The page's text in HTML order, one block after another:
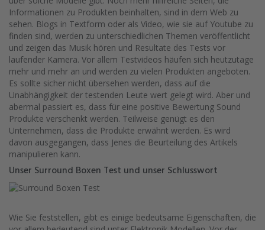
Informationen zu Produkten beinhalten, sind in dem Web zu
sehen. Blogs in Textform oder als Video, wie sie auf Youtube zu
finden sind, werden zu unterschiedlichen Themen veröffentlicht
und zeigen das Musik hören und Resultate des Tests vor
laufender Kamera. Vor allem Testvideos häufen sich heutzutage
mehr und mehr an und werden zu vielen Produkten angeboten.
Es sollte sicher nicht übersehen werden, dass auf die
Unabhängigkeit der testenden Leute wert gelegt wird. Aber und
abermal passiert es, dass für eine positive Bewertung Sound
Produkte verschenkt werden. Teilweise genügt es den
Unternehmen, dass die Produkte erwähnt werden. Es wird
davon ausgegangen, dass Jenes die Beurteilung des Artikels
manipulieren kann.
Unser Surround Boxen Test und unser Schlusswort
Wie Sie feststellen, gibt es einige bedeutsame Eigenschaften, die